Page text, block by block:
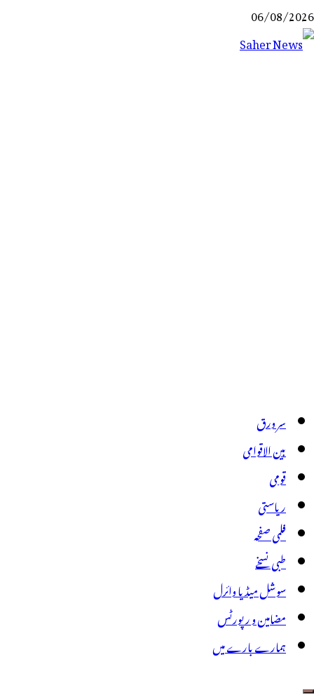
Skip
to
06/08/2026
سر ورق
بین الاقوامی
قومی
ریاستی
فلمی صفحہ
طبی نسخے
سوشل میڈیا وائرل
مضامین و رپورٹس
ہمارے بارے میں